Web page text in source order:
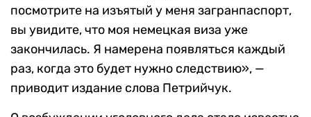
посмотрите на изъятый у меня загранпаспорт,
вы увидите, что моя немецкая виза уже
закончилась. Я намерена появляться каждый
раз, когда это будет нужно следствию», —
приводит издание слова Петрийчук.